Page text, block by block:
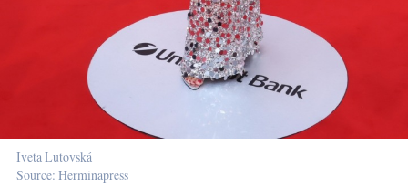
Iveta Lutovská
Source: Herminapress